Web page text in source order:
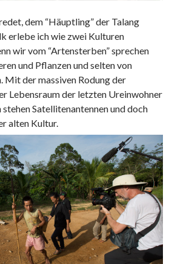
dem “Häuptling” der Talang
erlebe ich wie zwei Kulturen
wir vom “Artensterben” sprechen
und Pflanzen und selten von
Mit der massiven Rodung der
Lebensraum der letzten Ureinwohner
Satellitenantennen und doch
alten Kultur.